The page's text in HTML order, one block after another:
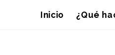
Inicio ¿Qué